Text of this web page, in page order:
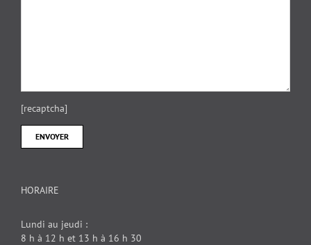
[recaptcha]
HORAIRE
Lundi au jeudi :
8 h à 12 h et 13 h à 16 h 30